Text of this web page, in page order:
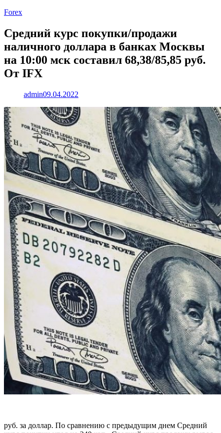
Forex
Cредний курс покупки/продажи
наличного доллара в банках Москвы
на 10:00 мск составил 68,38/85,85 руб.
От IFX
admin09.04.2022
руб. за доллар. По сравнению с предыдущим днем Cредний